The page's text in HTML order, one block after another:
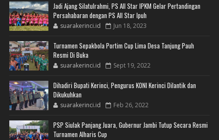
Jadi Ajang Silatulrahmi, PS All Star IPKM Gelar Pertandingan
Persahabaran dengan PS All Star Ipuh
suarakerinci.id Jun 18, 2023
Turnamen Sepakbola Portim Cup Lima Desa Tanjung Pauh
Resmi Di Buka
suarakerinci.id Sept 19, 2022
Dihadiri Bupati Kerinci, Pengurus KONI Kerinci Dilantik dan
Dikukuhkan
suarakerinci.id Feb 26, 2022
PSP Siulak Panjang Juara, Gubernur Jambi Tutup Secara Resmi
Turnamen Alharis Cup